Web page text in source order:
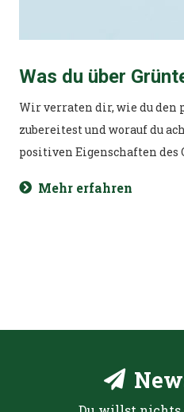
Was du über
Wir verraten dir, wie du den
zubereitest und worauf du
positiven Eigenschaften des
Mehr erfahren